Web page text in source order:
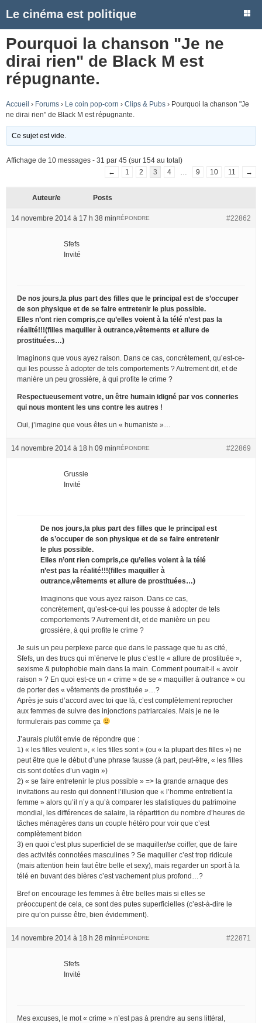
Le cinéma est politique
Pourquoi la chanson "Je ne
dirai rien" de Black M est
répugnante.
Accueil › Forums › Le coin pop-corn › Clips & Pubs › Pourquoi la chanson "Je
ne dirai rien" de Black M est répugnante.
Ce sujet est vide.
Affichage de 10 messages - 31 par 45 (sur 154 au total)
←
1 2 3 4 9 10 11 →
Auteur/e Posts
14 novembre 2014 à 17 h 38 min #22862
RÉPONDRE
Sfefs
Invité
De nos jours,la plus part des filles que le principal est de s’occuper
de son physique et de se faire entretenir le plus possible.
Elles n’ont rien compris,ce qu’elles voient à la télé n’est pas la
réalité!!!(filles maquiller à outrance,vêtements et allure de
prostituées…)
Imaginons que vous ayez raison. Dans ce cas, concrètement, qu’est-ce-
qui les pousse à adopter de tels comportements ? Autrement dit, et de
manière un peu grossière, à qui profite le crime ?
Respectueusement votre, un être humain idigné par vos conneries
qui nous montent les uns contre les autres !
Oui, j’imagine que vous êtes un « humaniste »…
14 novembre 2014 à 18 h 09 min #22869
RÉPONDRE
Grussie
Invité
De nos jours,la plus part des filles que le principal est
de s’occuper de son physique et de se faire entretenir
le plus possible.
Elles n’ont rien compris,ce qu’elles voient à la télé
n’est pas la réalité!!!(filles maquiller à
outrance,vêtements et allure de prostituées…)
Imaginons que vous ayez raison. Dans ce cas,
concrètement, qu’est-ce-qui les pousse à adopter de tels
comportements ? Autrement dit, et de manière un peu
grossière, à qui profite le crime ?
Je suis un peu perplexe parce que dans le passage que tu as cité,
Sfefs, un des trucs qui m’énerve le plus c’est le « allure de prostituée »,
sexisme & putophobie main dans la main. Comment pourrait-il « avoir
raison » ? En quoi est-ce un « crime » de se « maquiller à outrance » ou
de porter des « vêtements de prostituée »…?
Après je suis d’accord avec toi que là, c’est complètement reprocher
aux femmes de suivre des injonctions patriarcales. Mais je ne le
formulerais pas comme ça
J’aurais plutôt envie de répondre que :
1) « les filles veulent », « les filles sont » (ou « la plupart des filles ») ne
peut être que le début d’une phrase fausse (à part, peut-être, « les filles
cis sont dotées d’un vagin »)
2) « se faire entretenir le plus possible » => la grande arnaque des
invitations au resto qui donnent l’illusion que « l’homme entretient la
femme » alors qu’il n’y a qu’à comparer les statistiques du patrimoine
mondial, les différences de salaire, la répartition du nombre d’heures de
tâches ménagères dans un couple hétéro pour voir que c’est
complètement bidon
3) en quoi c’est plus superficiel de se maquiller/se coiffer, que de faire
des activités connotées masculines ? Se maquiller c’est trop ridicule
(mais attention hein faut être belle et sexy), mais regarder un sport à la
télé en buvant des bières c’est vachement plus profond…?
Bref on encourage les femmes à être belles mais si elles se
préoccupent de cela, ce sont des putes superficielles (c’est-à-dire le
pire qu’on puisse être, bien évidemment).
14 novembre 2014 à 18 h 28 min #22871
RÉPONDRE
Sfefs
Invité
Mes excuses, le mot « crime » n’est pas à prendre au sens littéral,